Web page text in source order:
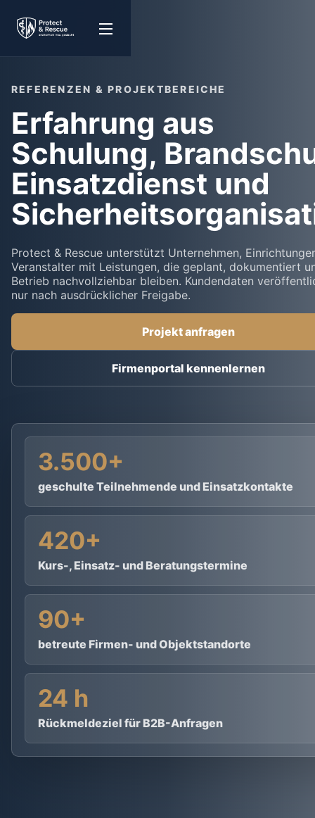
REFERENZEN & PROJEKTBEREICHE
Erfahrung aus
Schulung,
Einsatzdienst und
Protect & Rescue unterstützt Unternehmen,
Veranstalter mit Leistungen, die geplant, dokumentiert
Betrieb nachvollziehbar bleiben. Kundendaten
nur nach ausdrücklicher Freigabe.
Projekt anfragen
Firmenportal kennenlernen
3.500+
geschulte Teilnehmende und Einsatzkontakte
420+
Kurs-, Einsatz- und Beratungstermine
90+
betreute Firmen- und Objektstandorte
24 h
Rückmeldeziel für B2B-Anfragen